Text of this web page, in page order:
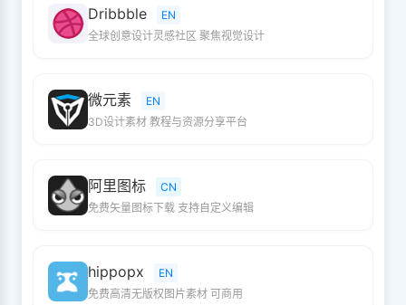
Dribbble
EN
全球创意设计灵感社区 聚焦视觉设计
微元素
EN
3D设计素材 教程与资源分享平台
阿里图标
CN
免费矢量图标下载 支持自定义编辑
hippopx
EN
免费高清无版权图片素材 可商用